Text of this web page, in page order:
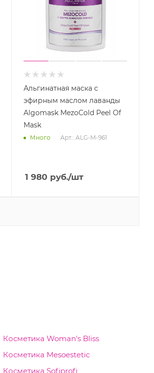
Альгинатная маска с
эфирным маслом лаванды
Algomask MezoCold Peel Of
Mask
Много Арт.: ALG-M-961
1 980 руб./шт
Косметика Woman's Bliss
Косметика Mesoestetic
Косметика Sofiprofi